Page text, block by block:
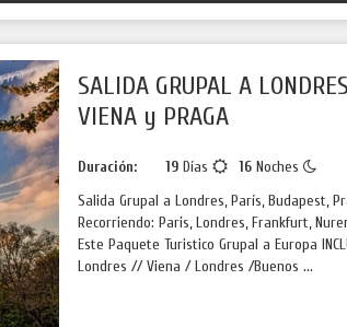
SALIDA GRUPAL A
VIENA y PRAGA
Duración: 19Días 16Noches
Salida Grupal a Londres, París, Budapest,
Recorriendo: Paris, Londres, Frankfurt,
Este Paquete Turistico Grupal a Europa
Londres // Viena / Londres /Buenos ...